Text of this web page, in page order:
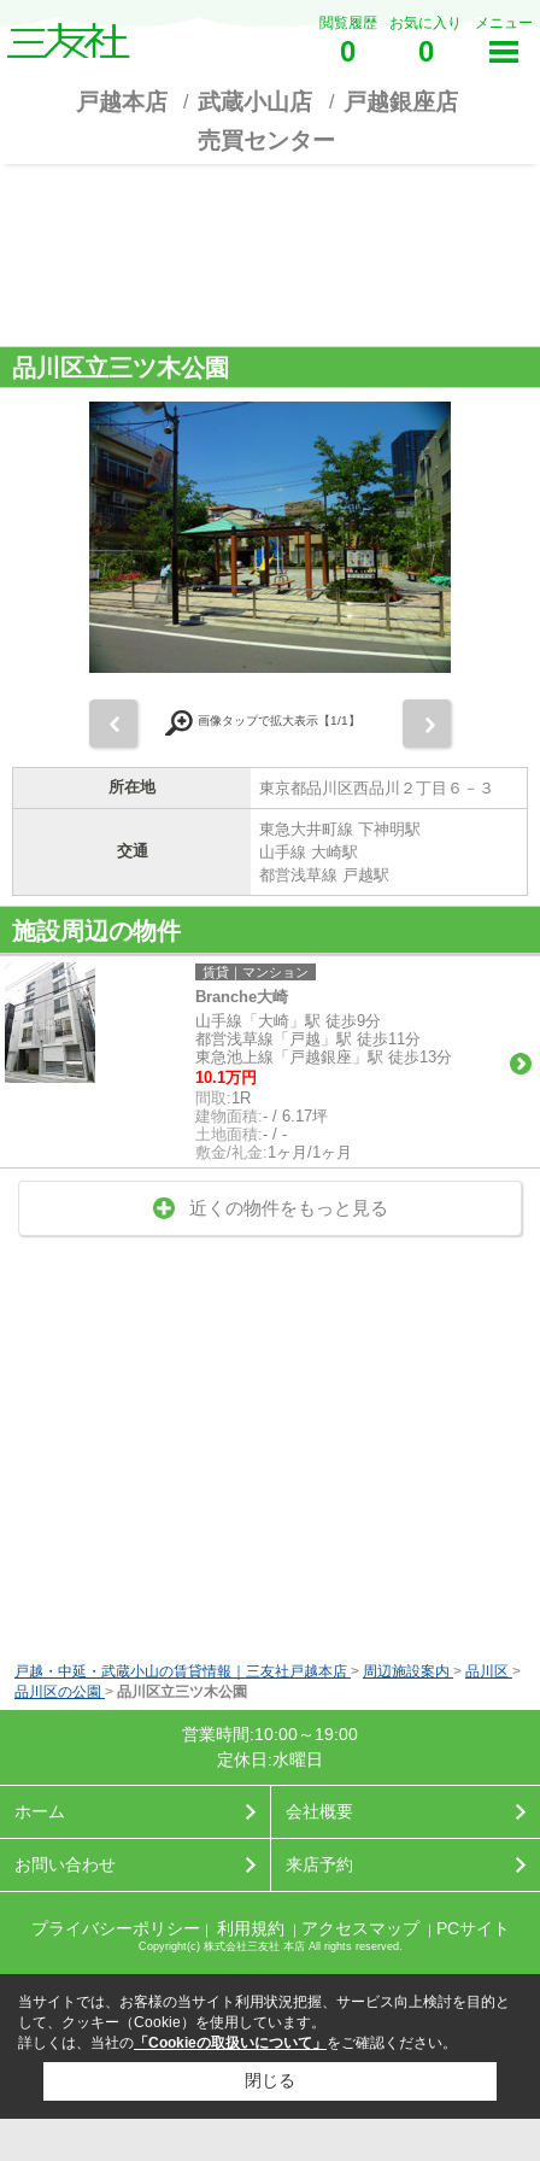
閲覧履歴
0
お気に入り
0
メニュー
戸越本店 武蔵小山店
戸越銀座店
売買センター
品川区立三ツ木公園
画像タップで拡大表示【1/1】
所在地 東京都品川区西品川２丁目６－３
交通
東急大井町線 下神明駅
山手線 大崎駅
都営浅草線 戸越駅
施設周辺の物件
賃貸｜マンション
Branche大崎
山手線「大崎」駅 徒歩9分
都営浅草線「戸越」駅 徒歩11分
東急池上線「戸越銀座」駅 徒歩13分
10.1万円
間取:1R
建物面積:- / 6.17坪
土地面積:- / -
敷金/礼金:1ヶ月/1ヶ月
近くの物件をもっと見る
戸越・中延・武蔵小山の賃貸情報｜三友社戸越本店 > 周辺施設案内 > 品川区 >
品川区の公園 > 品川区立三ツ木公園
営業時間:10:00～19:00
定休日:水曜日
ホーム 会社概要
お問い合わせ 来店予約
プライバシーポリシー ｜ 利用規約 ｜ アクセスマップ ｜ PCサイト
Copyright(c) 株式会社三友社 本店 All rights reserved.
当サイトでは、お客様の当サイト利用状況把握、サービス向上検討を目的と
して、クッキー（Cookie）を使用しています。
詳しくは、当社の 「Cookieの取扱いについて」 をご確認ください。
閉じる